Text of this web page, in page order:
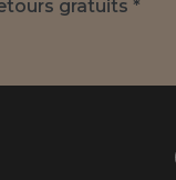
gratuits *